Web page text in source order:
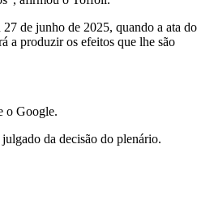
de junho de 2025, quando a ata do
a produzir os efeitos que lhe são
o Google.
da decisão do plenário.